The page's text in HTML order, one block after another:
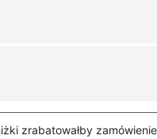
zrabatowałby